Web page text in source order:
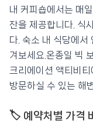
내 커피숍에서는 매
잔을 제공합니다. 식
다. 숙소 내 식당에서
겨보세요.온종일 빅
크리에이션 액티비
방문하실 수 있는 해
🏷️ 예약처별 가격